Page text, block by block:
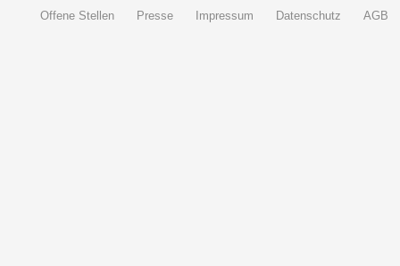
Offene Stellen Presse Impressum Datenschutz AGB